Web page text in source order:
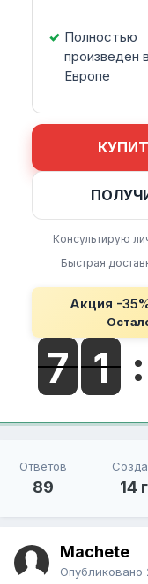
Полностью
произведен в
Европе
Консультирую
Быстрая
Акция -
Ответов
89 14
Machete
Опубликовано